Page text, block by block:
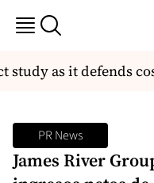
as it defends
PR News
James River